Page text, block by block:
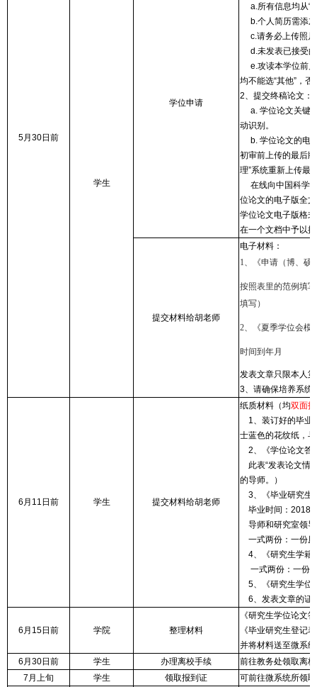
5月30日前
学生
学位申请
a.所有信息均从“
b.个人简历需添加
c.请务必上传照片
d.未发表已接受的
e.攻读本学位前户
均不能选“其他”，
2、提交终稿论文：
a. 学位论文关键
动识别。
b. 学位论文的电子
初审前上传的最后
理”系统重新上传最
在线向中国科学
位论文的电子版全
学位论文电子版格
在一个文档中予以
提交材料给胡老师
电子材料：
1、《申请（博、硕
按照表里的范例填
填写）
2、《夏季学位会模
时间到年月
发表文章只限本人
3、请确保培养系统
6月11日前 学生 提交材料给胡老师
纸质材料（均双面
1、装订好的毕业
士蓝色的花纹纸，
2、《学位论文答
此表“发表论文情
的导师。）
3、《毕业研究生
毕业时间：2018
导师和研究室领导
一式两份：一份
4、《研究生学籍
一式两份：一份
5、《研究生学位
6、发表文章的证
6月15日前 学院 整理材料
《研究生学位论文
《毕业研究生登记
并将材料送至微系
6月30日前
学生 办理离校手续
前往教务处领取离
7月上旬
学生 领取报到证 可前往微系统所领